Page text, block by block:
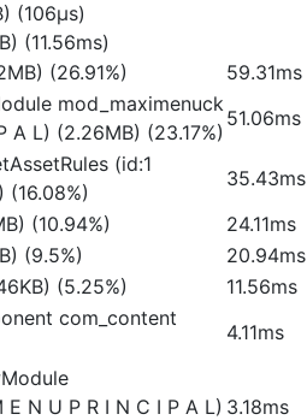
(106μs)
(11.56ms)
(26.91%)
59.31ms
mod_maximenuck
A L) (2.26MB) (23.17%)
51.06ms
(id:1
(16.08%)
35.43ms
(10.94%)
24.11ms
(9.5%)
20.94ms
(5.25%)
11.56ms
com_content
4.11ms
N U P R I N C I P A L) 3.18ms